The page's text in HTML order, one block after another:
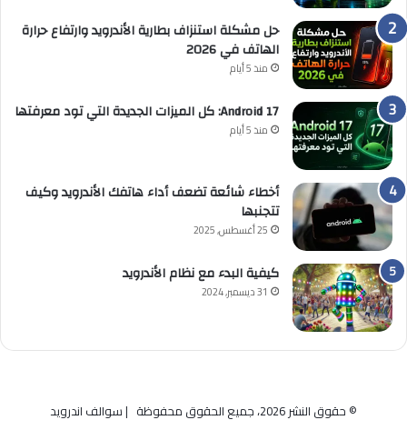
حل مشكلة استنزاف بطارية الأندرويد وارتفاع حرارة
الهاتف في 2026
منذ 5 أيام
Android 17: كل الميزات الجديدة التي تود معرفتها
منذ 5 أيام
أخطاء شائعة تضعف أداء هاتفك الأندرويد وكيف
تتجنبها
25 أغسطس, 2025
كيفية البدء مع نظام الأندرويد
31 ديسمبر, 2024
© حقوق النشر 2026، جميع الحقوق محفوظة | سوالف اندرويد